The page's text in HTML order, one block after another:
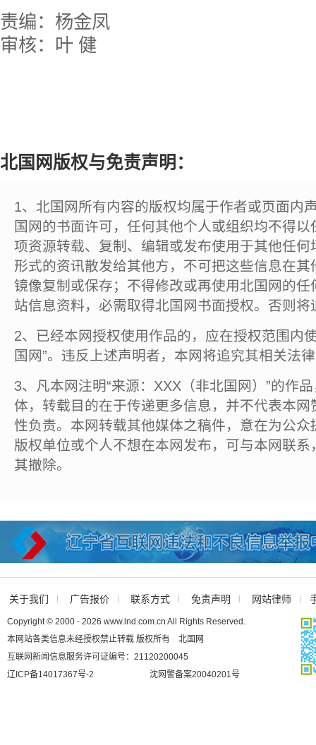
责编：杨金凤
审核：叶 健
北国网版权与免责声明：
1、北国网所有内容的版权均属于作者或页面内
国网的书面许可，任何其他个人或组织均不得
项资源转载、复制、编辑或发布使用于其他任
形式的资讯散发给其他方，不可把这些信息在
镜像复制或保存；不得修改或再使用北国网的
站信息资料，必需取得北国网书面授权。否则将
2、已经本网授权使用作品的，应在授权范围内
国网”。违反上述声明者，本网将追究其相关法
3、凡本网注明“来源：XXX（非北国网）”的作
体，转载目的在于传递更多信息，并不代表本
性负责。本网转载其他媒体之稿件，意在为公
版权单位或个人不想在本网发布，可与本网联
其撤除。
关于我们 广告报价 联系方式 免责声明 网站律师
Copyright © 2000 - 2026 www.lnd.com.cn All Rights Reserved.
本网站各类信息未经授权禁止转载 版权所有 北国网
互联网新闻信息服务许可证编号：21120200045
辽ICP备14017367号-2
沈网警备案20040201号